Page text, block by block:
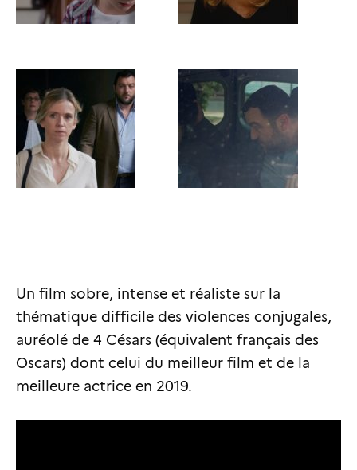
Un film sobre, intense et réaliste sur la
thématique difficile des violences conjugales,
auréolé de 4 Césars (équivalent français des
Oscars) dont celui du meilleur film et de la
meilleure actrice en 2019.